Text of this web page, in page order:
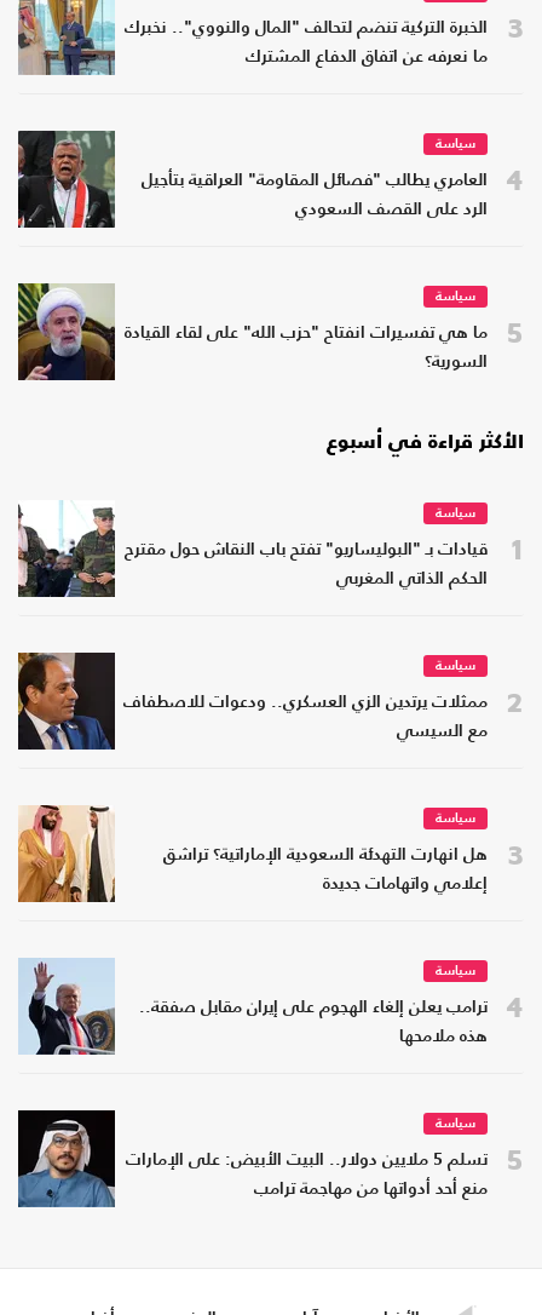
3
الخبرة التركية تنضم لتحالف "المال والنووي".. نخبرك
ما نعرفه عن اتفاق الدفاع المشترك
4
سياسة
العامري يطالب "فصائل المقاومة" العراقية بتأجيل
الرد على القصف السعودي
5
سياسة
ما هي تفسيرات انفتاح "حزب الله" على لقاء القيادة
السورية؟
الأكثر قراءة في أسبوع
1
سياسة
قيادات بـ "البوليساريو" تفتح باب النقاش حول مقترح
الحكم الذاتي المغربي
2
سياسة
ممثلات يرتدين الزي العسكري.. ودعوات للاصطفاف
مع السيسي
3
سياسة
هل انهارت التهدئة السعودية الإماراتية؟ تراشق
إعلامي واتهامات جديدة
4
سياسة
ترامب يعلن إلغاء الهجوم على إيران مقابل صفقة..
هذه ملامحها
5
سياسة
تسلم 5 ملايين دولار.. البيت الأبيض: على الإمارات
منع أحد أدواتها من مهاجمة ترامب